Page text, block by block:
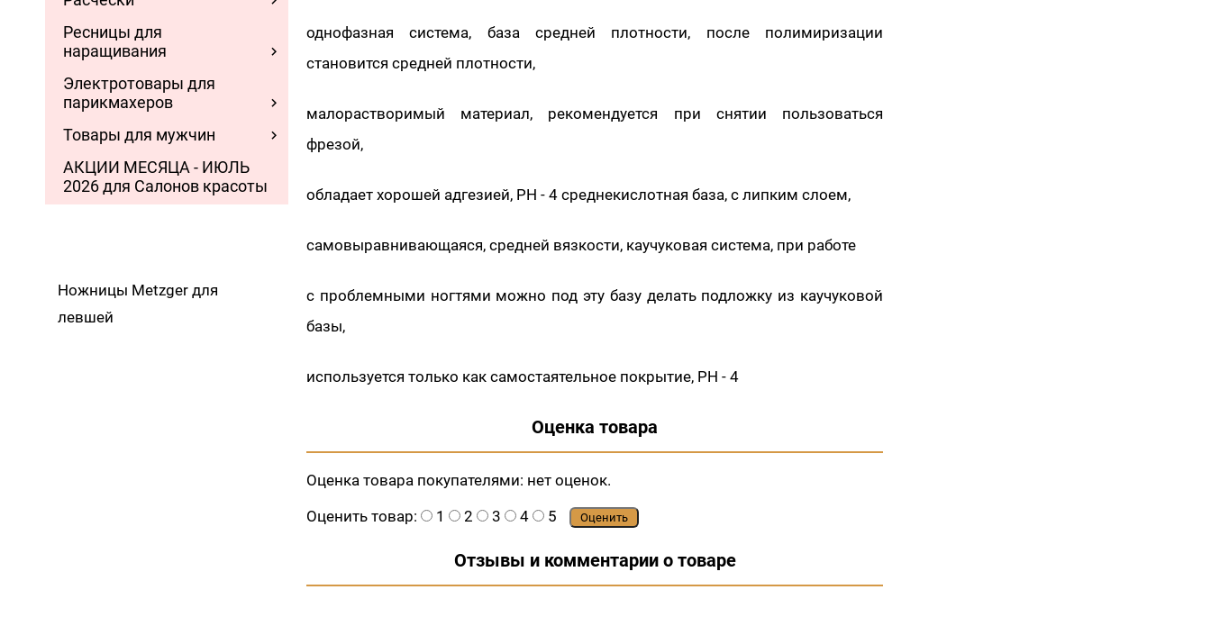
Ресницы для
наращивания
Электротовары для
парикмахеров
Товары для мужчин
АКЦИИ МЕСЯЦА - ИЮЛЬ
2026 для Салонов красоты
Ножницы Metzger для
левшей
однофазная система, база средней плотности, после полимиризации
становится средней плотности,
малорастворимый материал, рекомендуется при снятии пользоваться
фрезой,
обладает хорошей адгезией, PH - 4 среднекислотная база, с липким слоем,
самовыравнивающаяся, средней вязкости, каучуковая система, при работе
с проблемными ногтями можно под эту базу делать подложку из каучуковой
базы,
используется только как самостаятельное покрытие, PH - 4
Оценка товара
Оценка товара покупателями: нет оценок.
Оценить товар:
1 2 3 4 5 Оценить
Отзывы и комментарии о товаре